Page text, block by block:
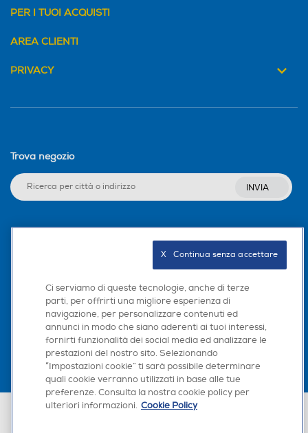
PER I TUOI ACQUISTI
AREA CLIENTI
PRIVACY
Trova negozio
INVIA
Scarica la nostra app
Euronics Italia SpA. Sede legale Via Montefeltro, 6/a 20156 Milano
Ci serviamo di queste tecnologie, anche di terze
parti, per offrirti una migliore esperienza di
navigazione, per personalizzare contenuti ed
annunci in modo che siano aderenti ai tuoi interessi,
fornirti funzionalità dei social media ed analizzare le
prestazioni del nostro sito. Selezionando
“Impostazioni cookie” ti sarà possibile determinare
quali cookie verranno utilizzati in base alle tue
preferenze. Consulta la nostra cookie policy per
ulteriori informazioni. Cookie Policy
X   Continua senza accettare